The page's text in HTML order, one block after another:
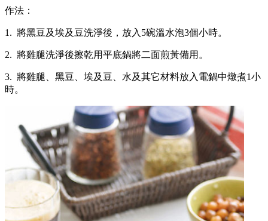
作法：
1. 將黑豆及埃及豆洗淨後，放入5碗溫水泡3個小時。
2. 將雞腿洗淨後擦乾用平底鍋將二面煎黃備用。
3. 將雞腿、黑豆、埃及豆、水及其它材料放入電鍋中燉煮1小
時。